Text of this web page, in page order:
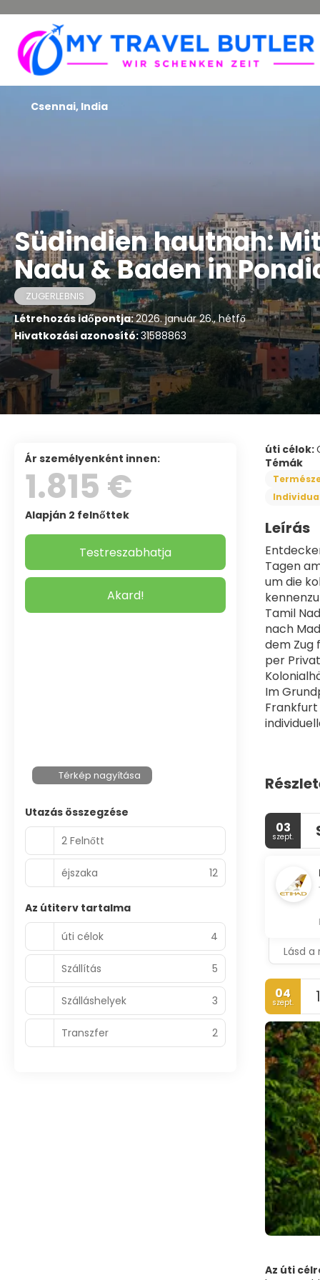
Südindien hautnah:
Nadu & Baden in
ZUGERLEBNIS
Létrehozás időpontja:2026. január 26., hétfő
Hivatkozási azonosító:31588863
Csennai, India
úti célok:
Témák
Leírás
Tagen
um die
Tamil
nach
dem Zug
per
Im
Frankfurt
03
szept.
Lásd a
04
szept.
Az úti
ár személyenként innen:
1.815 €
Alapján 2 felnőttek
Testreszabhatja
Akard!
Térkép nagyítása
Utazás összegzése
2 Felnőtt
éjszaka 12
Az útiterv tartalma
úti célok
4
Szállítás 5
Szálláshelyek 3
Transzfer 2